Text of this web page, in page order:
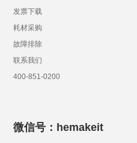
发票下载
耗材采购
故障排除
联系我们
400-851-0200
微信号：hemakeit